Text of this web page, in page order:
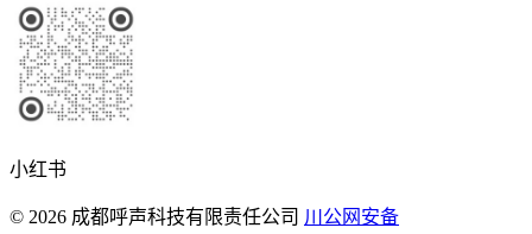
小红书
© 2026 成都呼声科技有限责任公司 川公网安备